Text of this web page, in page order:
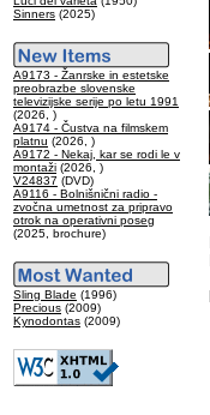
Sinners (2025)
A9173 - Žanrske in estetske
preobrazbe slovenske
televizijske serije po letu 1991
(2026, )
A9174 - Čustva na filmskem
platnu (2026, )
A9172 - Nekaj, kar se rodi le v
montaži (2026, )
V24837 (DVD)
A9116 - Bolnišnični radio -
zvočna umetnost za pripravo
otrok na operativni poseg
(2025, brochure)
Sling Blade (1996)
Precious (2009)
Kynodontas (2009)